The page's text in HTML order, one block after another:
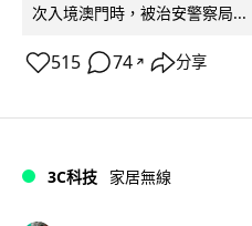
次入境澳門時，被治安警察局...
515 74 ↗ 分享
3C科技 家居無線